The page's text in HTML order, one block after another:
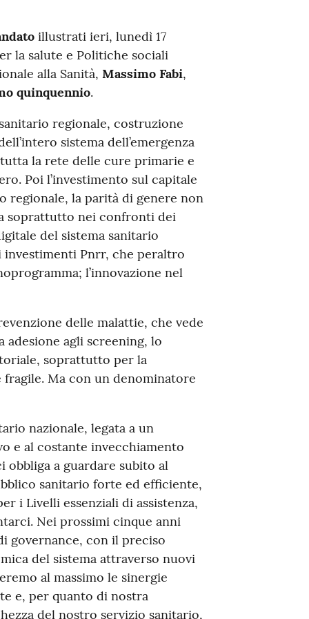
illustrati ieri, lunedì 17
la salute e Politiche sociali
alla Sanità, Massimo Fabi,
quinquennio.
regionale, costruzione
sistema dell’emergenza
la rete delle cure primarie e
Poi l’investimento sul capitale
regionale, la parità di genere non
soprattutto nei confronti dei
del sistema sanitario
investimenti Pnrr, che peraltro
l’innovazione nel
delle malattie, che vede
adesione agli screening, lo
soprattutto per la
Ma con un denominatore
nazionale, legata a un
e al costante invecchiamento
obbliga a guardare subito al
sanitario forte ed efficiente,
i Livelli essenziali di assistenza,
Nei prossimi cinque anni
governance, con il preciso
del sistema attraverso nuovi
al massimo le sinergie
e, per quanto di nostra
del nostro servizio sanitario,